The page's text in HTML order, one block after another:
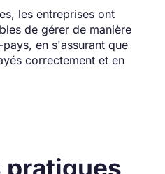
les entreprises ont
de gérer de manière
en s'assurant que
correctement et en
pratiques